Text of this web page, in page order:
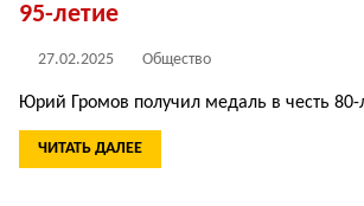
95-летие
27.02.2025 Общество
Юрий Громов получил медаль в честь
ЧИТАТЬ ДАЛЕЕ